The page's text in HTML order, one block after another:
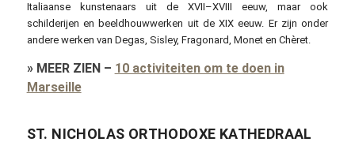
Italiaanse kunstenaars uit de XVII–XVIII eeuw, maar ook
schilderijen en beeldhouwwerken uit de XIX eeuw. Er zijn onder
andere werken van Degas, Sisley, Fragonard, Monet en Chèret.
» MEER ZIEN– 10 activiteiten om te doen in
Marseille
ST. NICHOLAS ORTHODOXE KATHEDRAAL